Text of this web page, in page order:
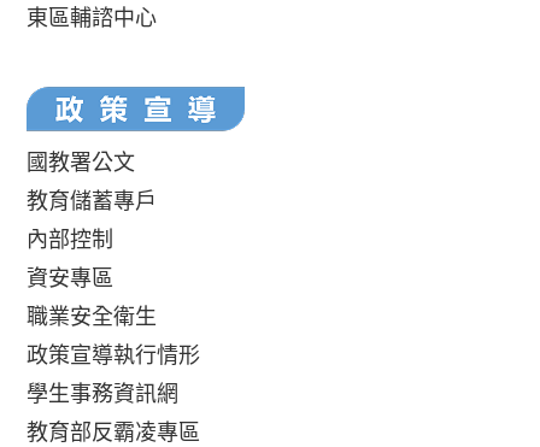
東區輔諮中心
國教署公文
教育儲蓄專戶
內部控制
資安專區
職業安全衛生
政策宣導執行情形
學生事務資訊網
教育部反霸凌專區